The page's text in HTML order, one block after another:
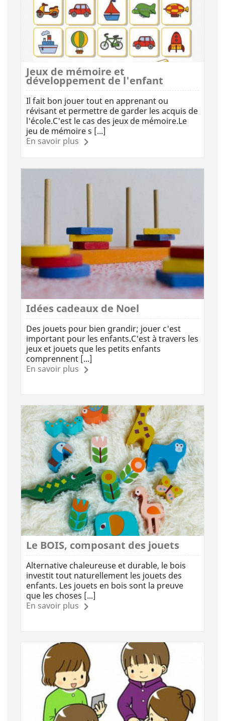
Jeux de mémoire et
développement de l'enfant
Il fait bon jouer tout en apprenant ou
révisant et permettre de garder les acquis de
l'école.C'est le cas des jeux de mémoire.Le
jeu de mémoire s [...]
En savoir plus
Idées cadeaux de Noel
Des jouets pour bien grandir; jouer c'est
important pour les enfants.C'est à travers les
jeux et jouets que les petits enfants
comprennent [...]
En savoir plus
Le BOIS, composant des jouets
Alternative chaleureuse et durable, le bois
investit tout naturellement les jouets des
enfants. Les jouets en bois sont la preuve
que les choses [...]
En savoir plus